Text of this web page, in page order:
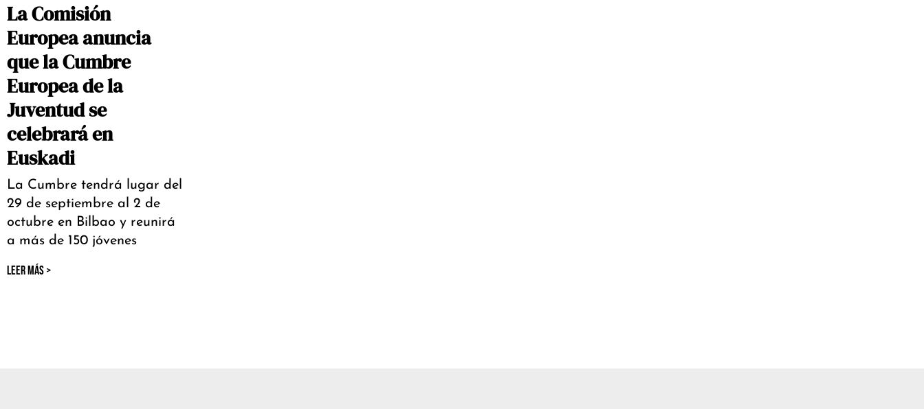
La Comisión
Europea anuncia
que la Cumbre
Europea de la
Juventud se
celebrará en
Euskadi
La Cumbre tendrá lugar del
29 de septiembre al 2 de
octubre en Bilbao y reunirá
a más de 150 jóvenes
LEER MÁS >